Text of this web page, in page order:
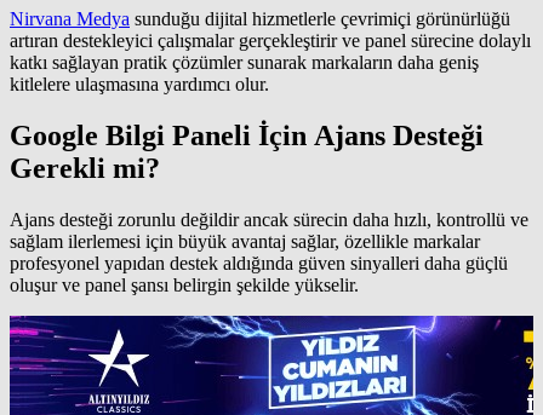
Nirvana Medya sunduğu dijital hizmetlerle çevrimiçi görünürlüğü
artıran destekleyici çalışmalar gerçekleştirir ve panel sürecine dolaylı
katkı sağlayan pratik çözümler sunarak markaların daha geniş
kitlelere ulaşmasına yardımcı olur.
Google Bilgi Paneli İçin Ajans Desteği
Gerekli mi?
Ajans desteği zorunlu değildir ancak sürecin daha hızlı, kontrollü ve
sağlam ilerlemesi için büyük avantaj sağlar, özellikle markalar
profesyonel yapıdan destek aldığında güven sinyalleri daha güçlü
oluşur ve panel şansı belirgin şekilde yükselir.